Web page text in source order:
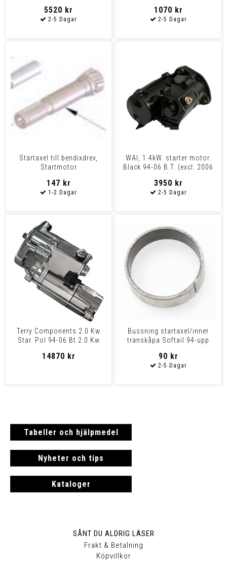
5520 kr 1070 kr
Startaxel till bendixdrev,
Startmotor
2.4KW
147 kr
WAI, 1.4kW. starter motor.
Black 94-06 B.T. (excl. 2006
3950 kr
Terry Components 2.0 Kw
Star. Pol 94-06 Bt 2.0 Kw
14870 kr
Bussning startaxel/inner
transkåpa Softail 94-upp
90 kr
Tabeller och hjälpmedel
Nyheter och tips
Kataloger
SÅNT DU ALDRIG LÄSER
Frakt & Betalning
Köpvillkor